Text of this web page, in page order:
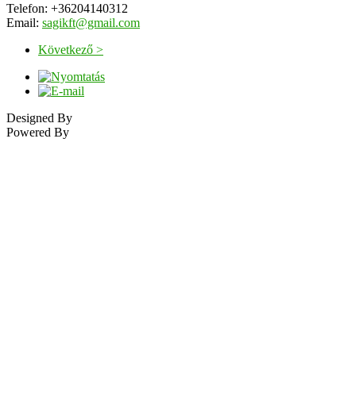
Telefon: +36204140312
Email: sagikft@gmail.com
Következő >
Designed By
Powered By